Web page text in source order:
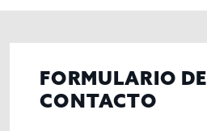
FORMULARIO DE
CONTACTO